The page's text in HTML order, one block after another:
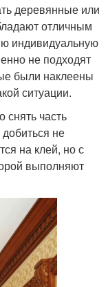
деревянные или
отличным
индивидуальную
не подходят
были наклеены
ситуации.
снять часть
не
на клей, но с
выполняют